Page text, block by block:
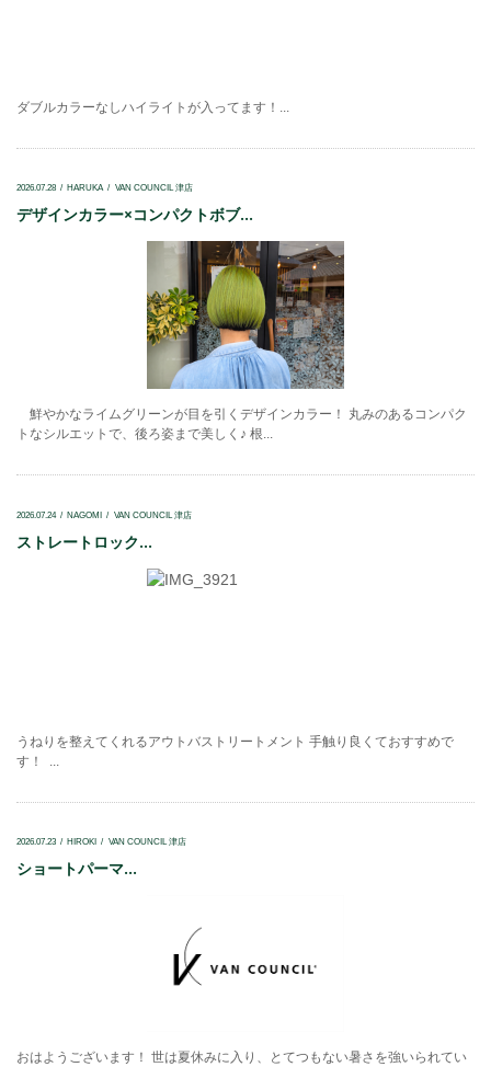
ダブルカラーなしハイライトが入ってます！...
2026.07.28 HARUKA VAN COUNCIL 津店
デザインカラー×コンパクトボブ...
鮮やかなライムグリーンが目を引くデザインカラー！ 丸みのあるコンパク
トなシルエットで、後ろ姿まで美しく♪ 根...
2026.07.24 NAGOMI VAN COUNCIL 津店
ストレートロック...
うねりを整えてくれるアウトバストリートメント 手触り良くておすすめで
す！ ...
2026.07.23 HIROKI VAN COUNCIL 津店
ショートパーマ...
おはようございます！ 世は夏休みに入り、とてつもない暑さを強いられてい